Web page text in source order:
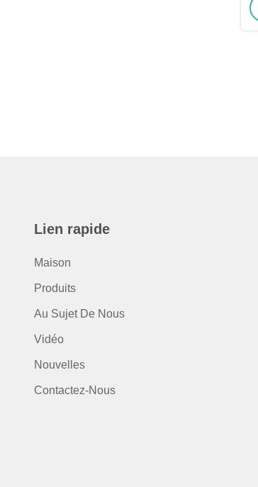
Lien rapide
Maison
Produits
Au Sujet De Nous
Vidéo
Nouvelles
Contactez-Nous